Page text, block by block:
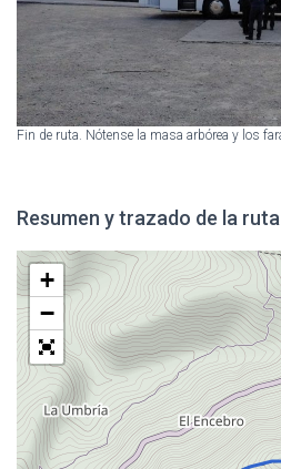
Fin de ruta. Nótense la masa arbórea y los
Resumen y trazado de la ruta
+
−